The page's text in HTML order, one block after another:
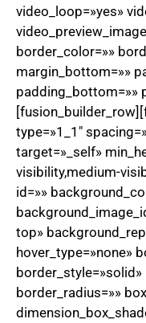
video_loop=»yes»
border_color=»»
margin_bottom=»»
padding_bottom=»»
type=»1_1″
target=»_self»
visibility,medium-
id=»»
top»
hover_type=»none»
border_radius=»»